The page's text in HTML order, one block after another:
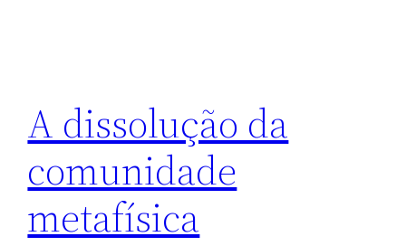
A dissolução da
comunidade
metafísica